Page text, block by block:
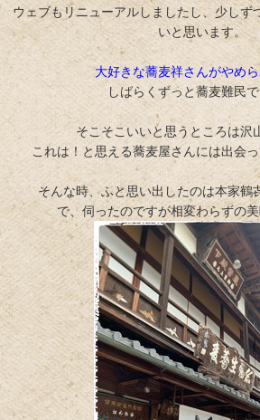
ウェブもリニューアルしましたし、少しず
いと思います。
大好きな蕎麦祥さんがやめ
しばらくずっと蕎麦難民で
そこそこいいと思うところは沢
これは！と思える蕎麦屋さんには出会っ
そんな時、ふと思い出したのは本家鶴
で、伺ったのですが相変わらずの美